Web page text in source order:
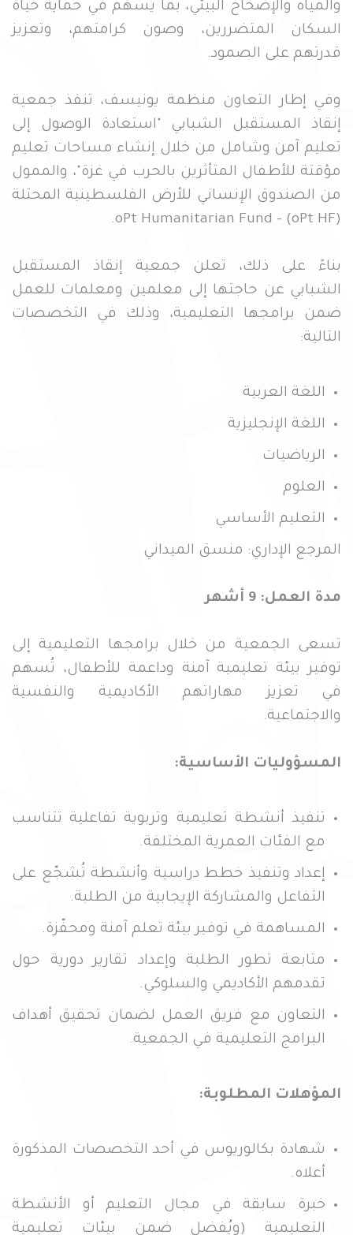
والمياه والإصحاح البيئي، بما يسهم في حماية حياة
السكان المتضررين، وصون كرامتهم، وتعزيز
قدرتهم على الصمود.
وفي إطار التعاون منظمة يونيسف، تنفذ جمعية
إنقاذ المستقبل الشبابي "استعادة الوصول إلى
تعليم آمن وشامل من خلال إنشاء مساحات تعليم
مؤقتة للأطفال المتأثرين بالحرب في غزة"، والممول
من الصندوق الإنساني للأرض الفلسطينية المحتلة
oPt Humanitarian Fund – (oPt HF).
بناءً على ذلك، تعلن جمعية إنقاذ المستقبل
الشبابي عن حاجتها إلى معلمين ومعلمات للعمل
ضمن برامجها التعليمية، وذلك في التخصصات
التالية:
اللغة العربية
اللغة الإنجليزية
الرياضيات
العلوم
التعليم الأساسي
المرجع الإداري: منسق الميداني
مدة العمل: 9 أشهر
تسعى الجمعية من خلال برامجها التعليمية إلى
توفير بيئة تعليمية آمنة وداعمة للأطفال، تُسهم
في تعزيز مهاراتهم الأكاديمية والنفسية
والاجتماعية.
المسؤوليات الأساسية:
تنفيذ أنشطة تعليمية وتربوية تفاعلية تتناسب
مع الفئات العمرية المختلفة.
إعداد وتنفيذ خطط دراسية وأنشطة تُشجّع على
التفاعل والمشاركة الإيجابية من الطلبة.
المساهمة في توفير بيئة تعلم آمنة ومحفّزة.
متابعة تطور الطلبة وإعداد تقارير دورية حول
تقدمهم الأكاديمي والسلوكي.
التعاون مع فريق العمل لضمان تحقيق أهداف
البرامج التعليمية في الجمعية.
المؤهلات المطلوبة:
شهادة بكالوريوس في أحد التخصصات المذكورة
أعلاه.
خبرة سابقة في مجال التعليم أو الأنشطة
التعليمية (ويُفضل ضمن بيئات تعليمية